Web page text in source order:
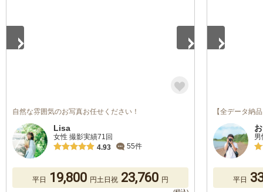
自然な雰囲気のお写真お任せください！
Lisa
女性 撮影実績71回
4.93
55件
平日 19,800 円土日祝 23,760 円
【全データ納
男
平日